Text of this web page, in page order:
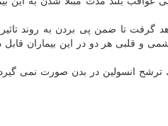
تا ضمن پی بردن به روند تاثیر
و قلبی هر دو در این بیماران قابل
ترشح انسولین در بدن صورت نمی